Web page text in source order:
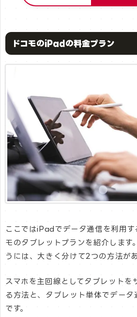
ドコモのiPadの料金プラン
ここではiPadでデータ通信を利用す
モのタブレットプランを紹介します
うには、大きく分けて2つの方法があ
スマホを主回線としてタブレットを
る方法と、タブレット単体でデータ
です。